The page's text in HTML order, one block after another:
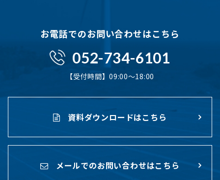
お電話でのお問い合わせはこちら
052-734-6101
【受付時間】09:00〜18:00
資料ダウンロードはこちら
メールでのお問い合わせはこちら